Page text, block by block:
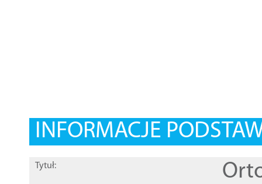
INFORMACJE
Tytuł: